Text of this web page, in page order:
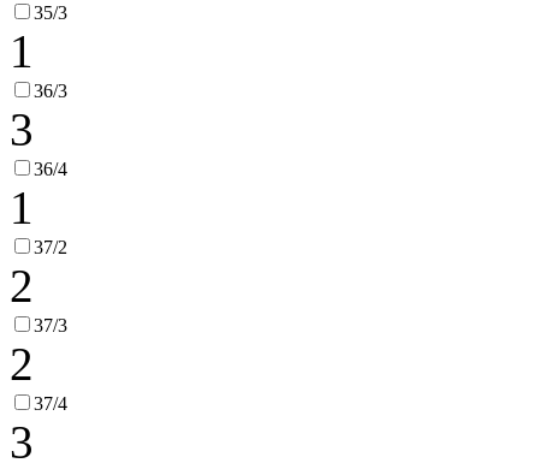
35/3
1
36/3
3
36/4
1
37/2
2
37/3
2
37/4
3